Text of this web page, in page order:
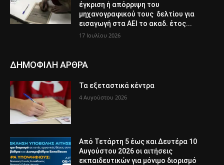
έγκριση ή απόρριψη του
μηχανογραφικού τους δελτίου για
εισαγωγή στα ΑΕΙ το ακαδ. έτος...
17 Ιουλίου 2026
ΔΗΜΟΦΙΛΗ ΑΡΘΡΑ
Τα εξεταστικά κέντρα
4 Αυγούστου 2026
Από Τετάρτη 5 έως και Δευτέρα 10
Αυγούστου 2026 οι αιτήσεις
εκπαιδευτικών για μόνιμο διορισμό